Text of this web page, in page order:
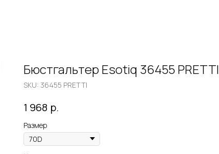
Бюстгальтер Esotiq 36455 PRETTI
SKU: 36455 PRETTI
1 968 р.
Размер